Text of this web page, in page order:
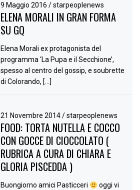
9 Maggio 2016/ starpeoplenews
ELENA MORALI IN GRAN FORMA
SU GQ
Elena Morali ex protagonista del
programma ‘La Pupa e il Secchione’,
spesso al centro del gossip, e soubrette
di Colorando, […]
21 Novembre 2014/ starpeoplenews
FOOD: TORTA NUTELLA E COCCO
CON GOCCE DI CIOCCOLATO (
RUBRICA A CURA DI CHIARA E
GLORIA PISCEDDA )
Buongiorno amici Pasticceri
oggi vi